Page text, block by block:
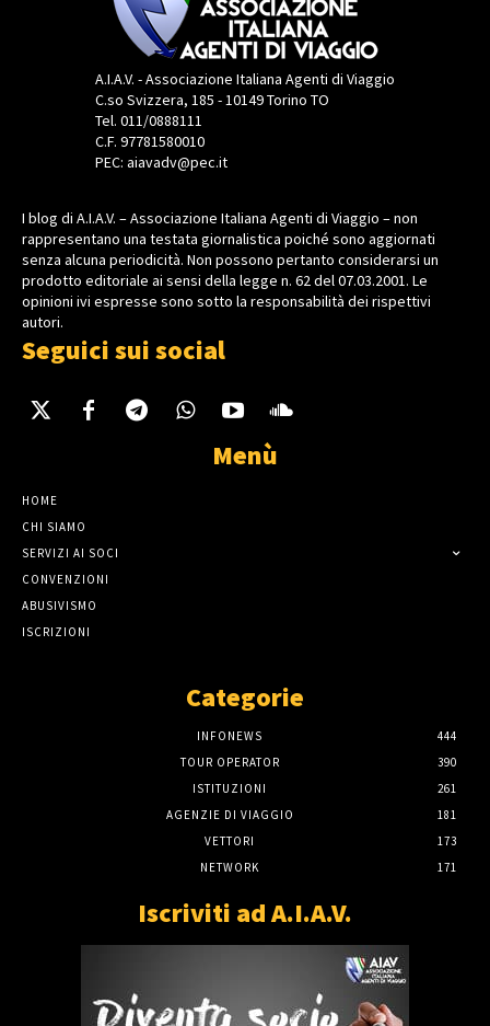
A.I.A.V. - Associazione Italiana Agenti di Viaggio
C.so Svizzera, 185 - 10149 Torino TO
Tel. 011/0888111
C.F. 97781580010
PEC: aiavadv@pec.it
I blog di A.I.A.V. – Associazione Italiana Agenti di Viaggio – non
rappresentano una testata giornalistica poiché sono aggiornati
senza alcuna periodicità. Non possono pertanto considerarsi un
prodotto editoriale ai sensi della legge n. 62 del 07.03.2001. Le
opinioni ivi espresse sono sotto la responsabilità dei rispettivi
autori.
Seguici sui social
Menù
HOME
CHI SIAMO
SERVIZI AI SOCI
CONVENZIONI
ABUSIVISMO
ISCRIZIONI
Categorie
INFONEWS
444
TOUR OPERATOR
390
ISTITUZIONI
261
AGENZIE DI VIAGGIO
181
VETTORI
173
NETWORK
171
Iscriviti ad A.I.A.V.